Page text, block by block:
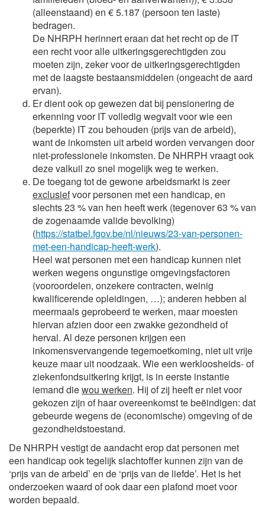
(alleenstaand) en € 5.187 (persoon ten laste)
bedragen.
De NHRPH herinnert eraan dat het recht op de IT
een recht voor alle uitkeringsgerechtigden zou
moeten zijn, zeker voor de uitkeringsgerechtigden
met de laagste bestaansmiddelen (ongeacht de aard
ervan).
Er dient ook op gewezen dat bij pensionering de
erkenning voor IT volledig wegvalt voor wie een
(beperkte) IT zou behouden (prijs van de arbeid),
want de inkomsten uit arbeid worden vervangen door
niet-professionele inkomsten. De NHRPH vraagt ook
deze valkuil zo snel mogelijk weg te werken.
De toegang tot de gewone arbeidsmarkt is zeer
exclusiefvoor personen met een handicap, en
slechts 23 % van hen heeft werk (tegenover 63 % van
de zogenaamde valide bevolking)
(https://statbel.fgov.be/nl/nieuws/23-van-personen-
met-een-handicap-heeft-werk).
Heel wat personen met een handicap kunnen niet
werken wegens ongunstige omgevingsfactoren
(vooroordelen, onzekere contracten, weinig
kwalificerende opleidingen, …); anderen hebben al
meermaals geprobeerd te werken, maar moesten
hiervan afzien door een zwakke gezondheid of
herval. Al deze personen krijgen een
inkomensvervangende tegemoetkoming, niet uit vrije
keuze maar uit noodzaak. Wie een werkloosheids- of
ziekenfondsuitkering krijgt, is in eerste instantie
iemand diewou werken. Hij of zij heeft er niet voor
gekozen zijn of haar overeenkomst te beëindigen: dat
gebeurde wegens de (economische) omgeving of de
gezondheidstoestand.
De NHRPH vestigt de aandacht erop dat personen met
een handicap ook tegelijk slachtoffer kunnen zijn van de
‘prijs van de arbeid’ en de ‘prijs van de liefde’. Het is het
onderzoeken waard of ook daar een plafond moet voor
worden bepaald.